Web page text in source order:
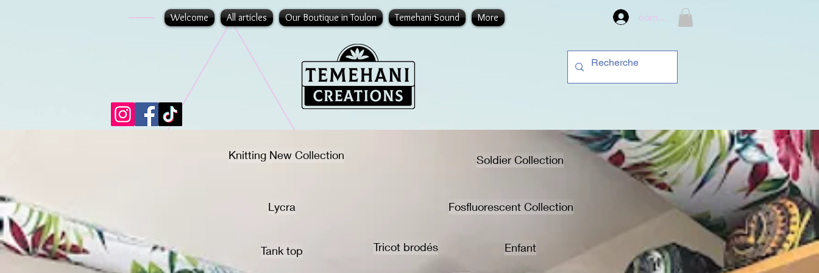
Welcome All articles Our Boutique in Toulon Temehani Sound More compte
Knitting New Collection
Lycra
Tank top
Soldier Collection
Fosfluorescent Collection
Tricot brodés Enfant